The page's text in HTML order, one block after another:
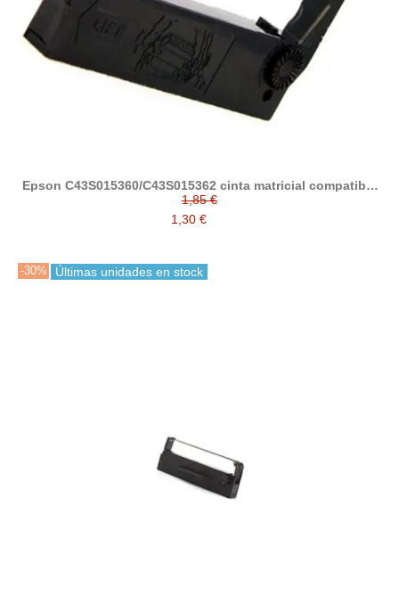
Epson C43S015360/C43S015362 cinta matricial compatible
(ERC23)
1,85 €
1,30 €
-30% Últimas unidades en stock